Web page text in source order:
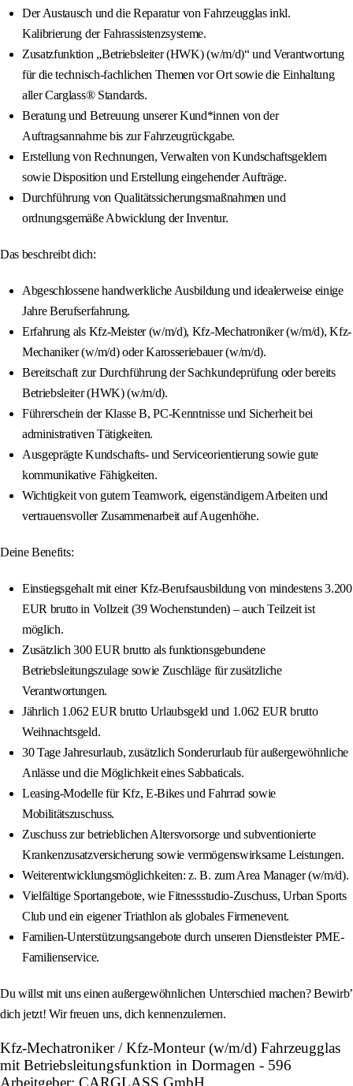
Der Austausch und die Reparatur von Fahrzeugglas inkl.
Kalibrierung der Fahrassistenzsysteme.
Zusatzfunktion „Betriebsleiter (HWK) (w/m/d)“ und Verantwortung
für die technisch-fachlichen Themen vor Ort sowie die Einhaltung
aller Carglass® Standards.
Beratung und Betreuung unserer Kund*innen von der
Auftragsannahme bis zur Fahrzeugrückgabe.
Erstellung von Rechnungen, Verwalten von Kundschaftsgeldern
sowie Disposition und Erstellung eingehender Aufträge.
Durchführung von Qualitätssicherungsmaßnahmen und
ordnungsgemäße Abwicklung der Inventur.
Das beschreibt dich:
Abgeschlossene handwerkliche Ausbildung und idealerweise einige
Jahre Berufserfahrung.
Erfahrung als Kfz-Meister (w/m/d), Kfz-Mechatroniker (w/m/d), Kfz-
Mechaniker (w/m/d) oder Karosseriebauer (w/m/d).
Bereitschaft zur Durchführung der Sachkundeprüfung oder bereits
Betriebsleiter (HWK) (w/m/d).
Führerschein der Klasse B, PC-Kenntnisse und Sicherheit bei
administrativen Tätigkeiten.
Ausgeprägte Kundschafts- und Serviceorientierung sowie gute
kommunikative Fähigkeiten.
Wichtigkeit von gutem Teamwork, eigenständigem Arbeiten und
vertrauensvoller Zusammenarbeit auf Augenhöhe.
Deine Benefits:
Einstiegsgehalt mit einer Kfz-Berufsausbildung von mindestens 3.200
EUR brutto in Vollzeit (39 Wochenstunden) – auch Teilzeit ist
möglich.
Zusätzlich 300 EUR brutto als funktionsgebundene
Betriebsleitungszulage sowie Zuschläge für zusätzliche
Verantwortungen.
Jährlich 1.062 EUR brutto Urlaubsgeld und 1.062 EUR brutto
Weihnachtsgeld.
30 Tage Jahresurlaub, zusätzlich Sonderurlaub für außergewöhnliche
Anlässe und die Möglichkeit eines Sabbaticals.
Leasing-Modelle für Kfz, E-Bikes und Fahrrad sowie
Mobilitätszuschuss.
Zuschuss zur betrieblichen Altersvorsorge und subventionierte
Krankenzusatzversicherung sowie vermögenswirksame Leistungen.
Weiterentwicklungsmöglichkeiten: z. B. zum Area Manager (w/m/d).
Vielfältige Sportangebote, wie Fitnessstudio-Zuschuss, Urban Sports
Club und ein eigener Triathlon als globales Firmenevent.
Familien-Unterstützungsangebote durch unseren Dienstleister PME-
Familienservice.
Du willst mit uns einen außergewöhnlichen Unterschied machen? Bewirb’
dich jetzt! Wir freuen uns, dich kennenzulernen.
Kfz-Mechatroniker / Kfz-Monteur (w/m/d) Fahrzeugglas
mit Betriebsleitungsfunktion in Dormagen - 596
Arbeitgeber: CARGLASS GmbH